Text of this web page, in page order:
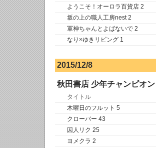
ようこそ！オーロラ百貨店 2
坂の上の職人工房nest 2
軍神ちゃんとよばないで 2
なり×ゆきリビング 1
2015/12/8
秋田書店 少年チャンピオ
タイトル
木曜日のフルット 5
クローバー 43
囚人リク 25
ヨメクラ 2